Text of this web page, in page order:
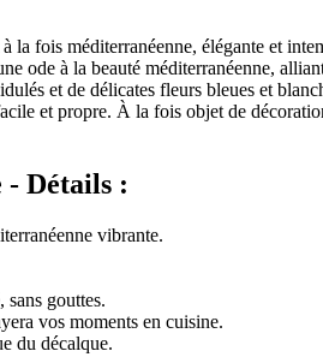
fois méditerranéenne, élégante et
ode à la beauté méditerranéenne,
et de délicates fleurs bleues et
et propre. À la fois objet de
Détails :
vibrante.
gouttes.
vos moments en cuisine.
du décalque.